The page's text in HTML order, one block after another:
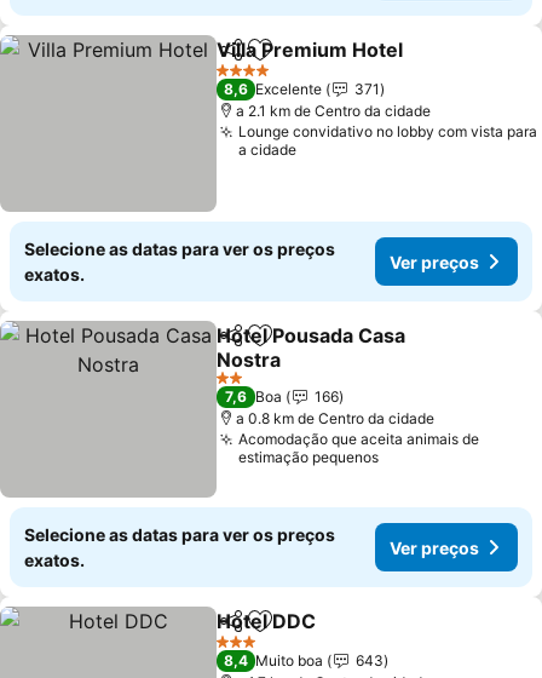
PartilharAdicionar aos favoritos
Villa Premium Hotel
4 Estrelas
8,6 Excelente
371
a 2.1 km de Centro da cidade
Lounge convidativo no lobby com vista para
a cidade
Selecione as datas para ver os preços
exatos.
Ver preços
PartilharAdicionar aos favoritos
Hotel Pousada Casa
Nostra
2 Estrelas
7,6 Boa
166
a 0.8 km de Centro da cidade
Acomodação que aceita animais de
estimação pequenos
Selecione as datas para ver os preços
exatos.
Ver preços
PartilharAdicionar aos favoritos
Hotel DDC
3 Estrelas
8,4 Muito boa
643